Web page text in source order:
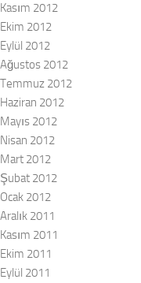
Kasım 2012
Ekim 2012
Eylül 2012
Ağustos 2012
Temmuz 2012
Haziran 2012
Mayıs 2012
Nisan 2012
Mart 2012
Şubat 2012
Ocak 2012
Aralık 2011
Kasım 2011
Ekim 2011
Eylül 2011